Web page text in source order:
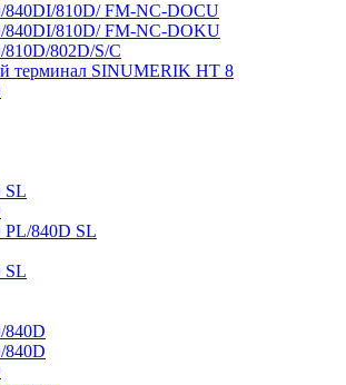
810D/ FM-NC-DOCU
810D/ FM-NC-DOKU
802D/S/C
терминал SINUMERIK HT 8
SL
840D SL
SL